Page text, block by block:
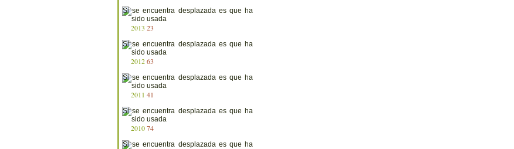
2013 23
201263
2011 41
201074